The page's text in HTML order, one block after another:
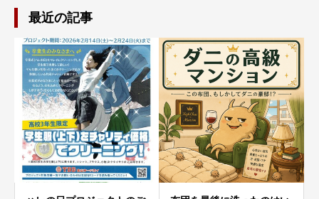
最近の記事